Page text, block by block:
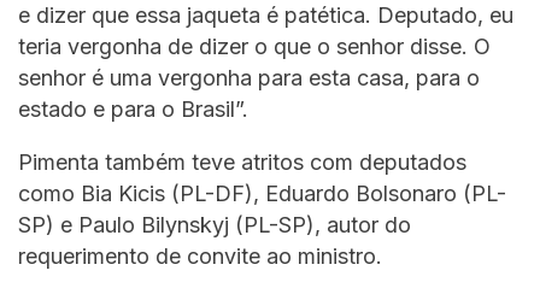
e dizer que essa jaqueta é patética. Deputado, eu
teria vergonha de dizer o que o senhor disse. O
senhor é uma vergonha para esta casa, para o
estado e para o Brasil”.
Pimenta também teve atritos com deputados
como Bia Kicis (PL-DF), Eduardo Bolsonaro (PL-
SP) e Paulo Bilynskyj (PL-SP), autor do
requerimento de convite ao ministro.